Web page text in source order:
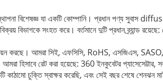
বিশেষজ্ঞ যা একটি কোম্পানি। প্রধান পণ্য সুবাস
বিভাগকে সংহত করে। বর্তমানে দুটি প্রধান ব্র্যান্ড
করছে। আমরা সিই, এফসিসি, RoHS, এসজিএস, SASO,
আমরা হিসাবে রেট করা হয়েছে: 360 ইনকুবেটর
চুক্তি স্বাক্ষর করেছি, এবং সেই বছর শেষে শেনঝন